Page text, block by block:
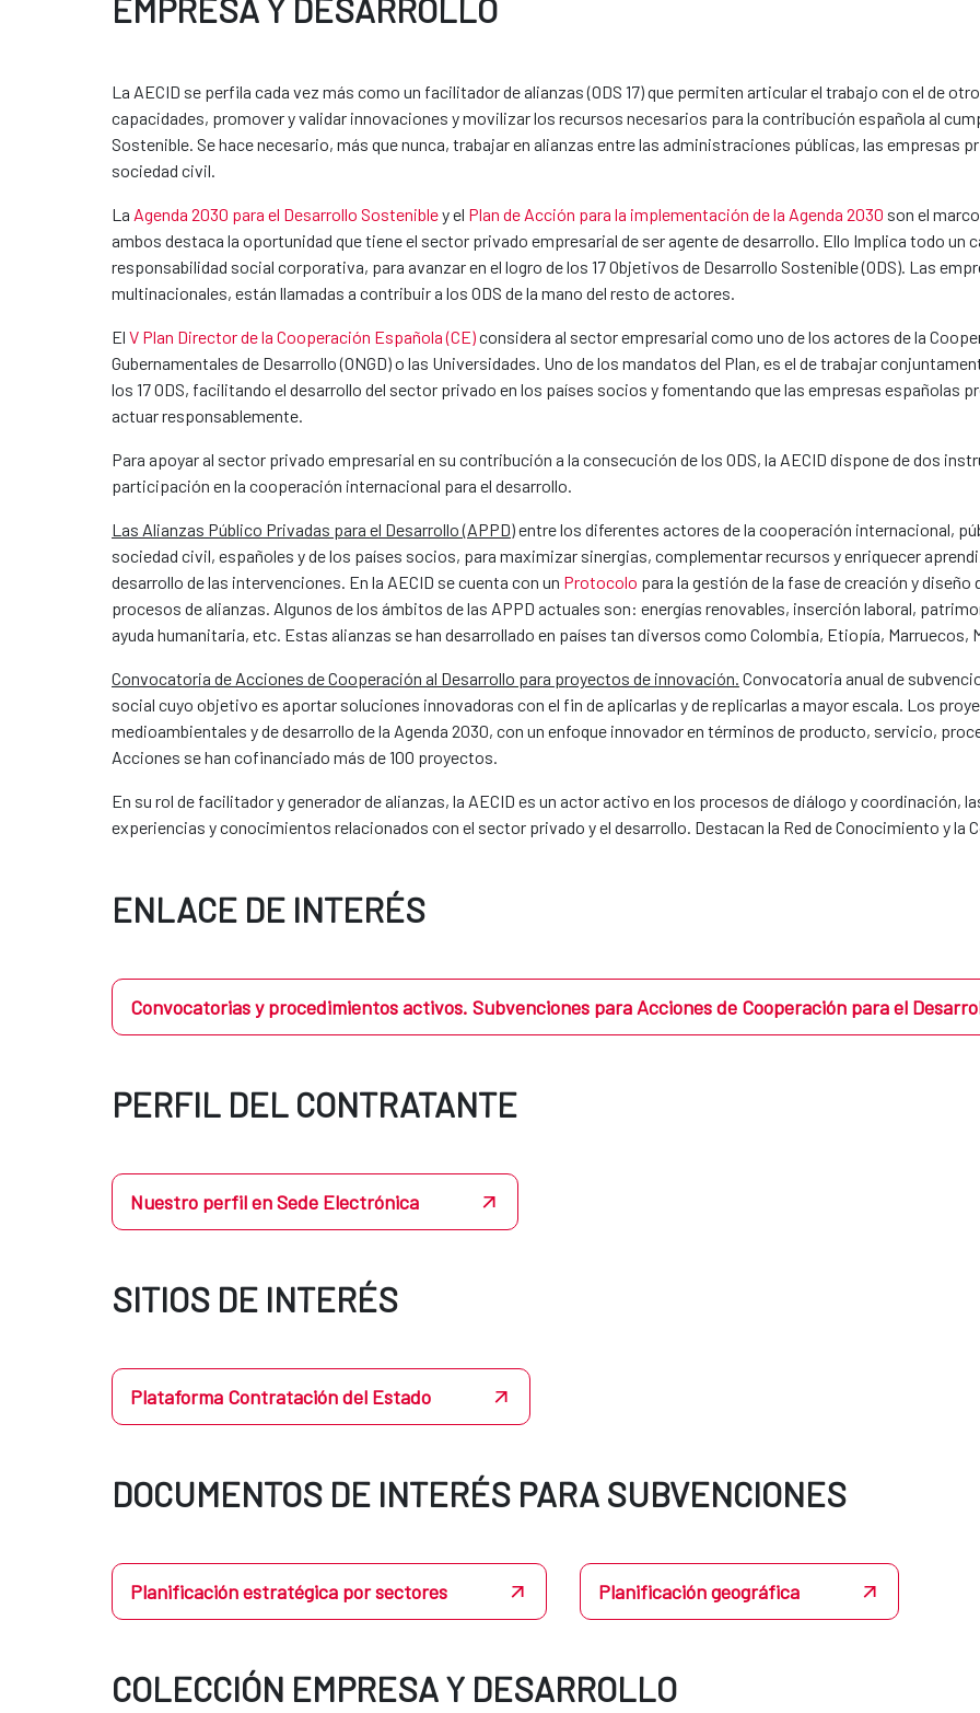
EMPRESA Y DESARROLLO
La AECID se perfila cada vez más como un facilitador de alianzas (ODS 17) que permiten articular el trabajo con el de
capacidades, promover y validar innovaciones y movilizar los recursos necesarios para la contribución española al
Sostenible. Se hace necesario, más que nunca, trabajar en alianzas entre las administraciones públicas, las empresas
sociedad civil.
La Agenda 2030 para el Desarrollo Sostenibley el Plan de Acción para la implementación de la Agenda 2030 son el
ambos destaca la oportunidad que tiene el sector privado empresarial de ser agente de desarrollo. Ello Implica todo un
responsabilidad social corporativa, para avanzar en el logro de los 17 Objetivos de Desarrollo Sostenible (ODS). Las
multinacionales, están llamadas a contribuir a los ODS de la mano del resto de actores.
El V Plan Director de la Cooperación Española (CE)considera al sector empresarial como uno de los actores de la
Gubernamentales de Desarrollo (ONGD) o las Universidades. Uno de los mandatos del Plan, es el de trabajar
los 17 ODS, facilitando el desarrollo del sector privado en los países socios y fomentando que las empresas españolas
actuar responsablemente.
Para apoyar al sector privado empresarial en su contribución a la consecución de los ODS, la AECID dispone de dos
participación en la cooperación internacional para el desarrollo.
Las Alianzas Público Privadas para el Desarrollo (APPD)entre los diferentes actores de la cooperación internacional,
sociedad civil, españoles y de los países socios, para maximizar sinergias, complementar recursos y enriquecer
desarrollo de las intervenciones. En la AECID se cuenta con un Protocolo para la gestión de la fase de creación y
procesos de alianzas. Algunos de los ámbitos de las APPD actuales son: energías renovables, inserción laboral,
ayuda humanitaria, etc. Estas alianzas se han desarrollado en países tan diversos como Colombia, Etiopía, Marruecos,
Convocatoria de Acciones de Cooperación al Desarrollo para proyectos de innovación. Convocatoria anual de
social cuyo objetivo es aportar soluciones innovadoras con el fin de aplicarlas y de replicarlas a mayor escala. Los
medioambientales y de desarrollo de la Agenda 2030, con un enfoque innovador en términos de producto, servicio,
Acciones se han cofinanciado más de 100 proyectos.
En su rol de facilitador y generador de alianzas, la AECID es un actor activo en los procesos de diálogo y coordinación,
experiencias y conocimientos relacionados con el sector privado y el desarrollo. Destacan la Red de Conocimiento y la
ENLACE DE INTERÉS
Convocatorias y procedimientos activos. Subvenciones para Acciones de Cooperación para el
PERFIL DEL CONTRATANTE
Nuestro perfil en Sede Electrónica
SITIOS DE INTERÉS
Plataforma Contratación del Estado
DOCUMENTOS DE INTERÉS PARA SUBVENCIONES
Planificación estratégica por sectores Planificación geográfica
COLECCIÓN EMPRESA Y DESARROLLO